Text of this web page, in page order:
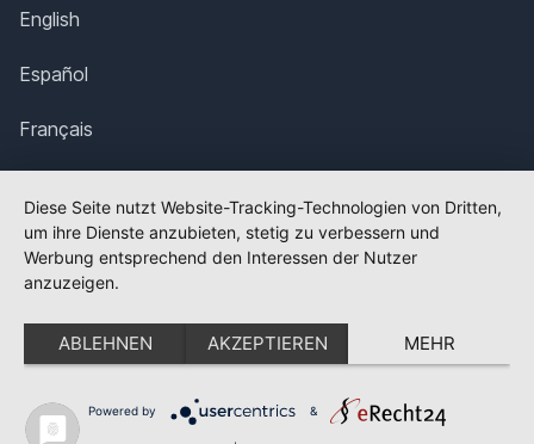
English
Español
Français
Polska
Português
Nederlands
Svenska
Diese Seite nutzt Website-Tracking-Technologien von Dritten,
um ihre Dienste anzubieten, stetig zu verbessern und
Werbung entsprechend den Interessen der Nutzer
anzuzeigen.
ABLEHNEN AKZEPTIEREN MEHR
Powered by &